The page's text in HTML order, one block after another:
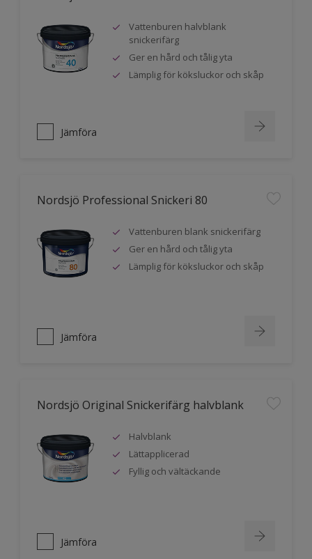
Vattenburen halvblank
snickerifärg
Ger en hård och tålig yta
Lämplig för köksluckor och skåp
Jämföra
Nordsjö Professional Snickeri 80
Vattenburen blank snickerifärg
Ger en hård och tålig yta
Lämplig för köksluckor och skåp
Jämföra
Nordsjö Original Snickerifärg halvblank
Halvblank
Lättapplicerad
Fyllig och vältäckande
Jämföra